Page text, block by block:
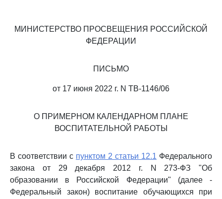
МИНИСТЕРСТВО ПРОСВЕЩЕНИЯ РОССИЙСКОЙ
ФЕДЕРАЦИИ
ПИСЬМО
от 17 июня 2022 г. N ТВ-1146/06
О ПРИМЕРНОМ КАЛЕНДАРНОМ ПЛАНЕ
ВОСПИТАТЕЛЬНОЙ РАБОТЫ
В соответствии с пунктом 2 статьи 12.1 Федерального
закона от 29 декабря 2012 г. N 273-ФЗ "Об
образовании в Российской Федерации" (далее -
Федеральный закон) воспитание обучающихся при